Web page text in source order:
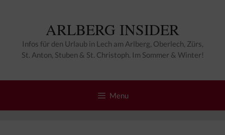
ARLBERG INSIDER
Infos für den Urlaub in Lech am Arlberg, Oberlech, Zürs,
St. Anton, Stuben & St. Christoph. Im Sommer & Winter!
Menu